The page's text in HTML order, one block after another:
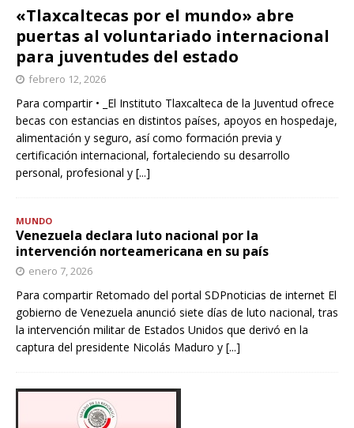
«Tlaxcaltecas por el mundo» abre
puertas al voluntariado internacional
para juventudes del estado
febrero 12, 2026
Para compartir • _El Instituto Tlaxcalteca de la Juventud ofrece
becas con estancias en distintos países, apoyos en hospedaje,
alimentación y seguro, así como formación previa y
certificación internacional, fortaleciendo su desarrollo
personal, profesional y [...]
MUNDO
Venezuela declara luto nacional por la
intervención norteamericana en su país
enero 7, 2026
Para compartir Retomado del portal SDPnoticias de internet El
gobierno de Venezuela anunció siete días de luto nacional, tras
la intervención militar de Estados Unidos que derivó en la
captura del presidente Nicolás Maduro y [...]